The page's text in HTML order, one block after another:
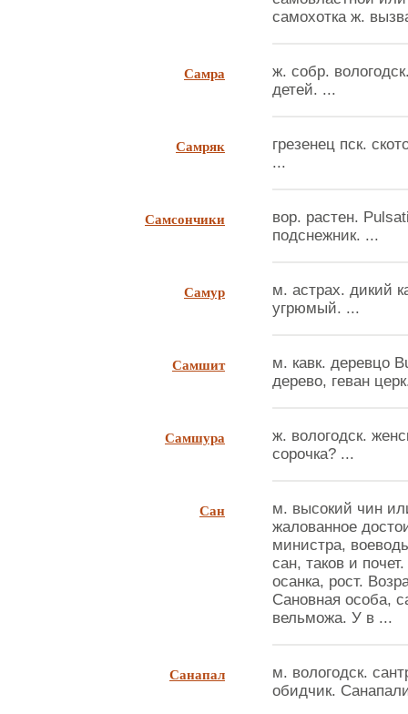
самохотка ж.
Самра
ж. собр.
детей. ...
Самряк
грезенец пск.
...
Самсончики
вор. растен.
подснежник. ...
Самур
м. астрах. дикий
угрюмый. ...
Самшит
м. кавк. деревцо
дерево, геван
Самшура
ж. вологодск.
сорочка? ...
Сан
м. высокий чин
жалованное
министра,
сан, таков и
осанка, рост.
Сановная особа,
вельможа. У в ...
Санапал
м. вологодск.
обидчик.